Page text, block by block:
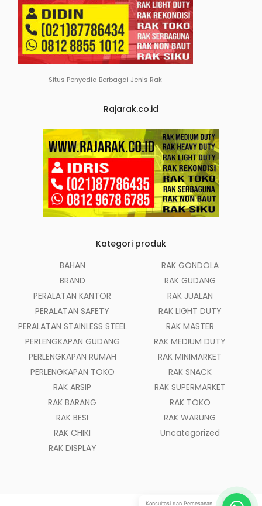
Situs Penyedia Berbagai Jenis Rak
Rajarak.co.id
Kategori produk
BAHAN
BRAND
PERALATAN KANTOR
PERALATAN SAFETY
PERALATAN STAINLESS STEEL
PERLENGKAPAN GUDANG
PERLENGKAPAN RUMAH
PERLENGKAPAN TOKO
RAK ARSIP
RAK BARANG
RAK BESI
RAK CHIKI
RAK DISPLAY
RAK GONDOLA
RAK GUDANG
RAK JUALAN
RAK LIGHT DUTY
RAK MASTER
RAK MEDIUM DUTY
RAK MINIMARKET
RAK SNACK
RAK SUPERMARKET
RAK TOKO
RAK WARUNG
Uncategorized
Konsultasi dan Pemesanan